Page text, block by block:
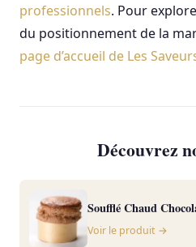
professionnels. Pour
du positionnement de la
page d’accueil de Les
Découvrez
Soufflé Chaud
Voir le produit →